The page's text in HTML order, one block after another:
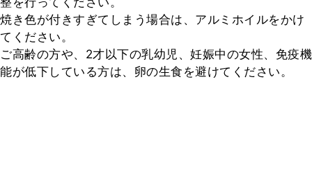
焼き色が付きすぎてしまう場合は、アルミホイルをかけ
てください。
ご高齢の方や、2才以下の乳幼児、妊娠中の女性、免疫機
能が低下している方は、卵の生食を避けてください。